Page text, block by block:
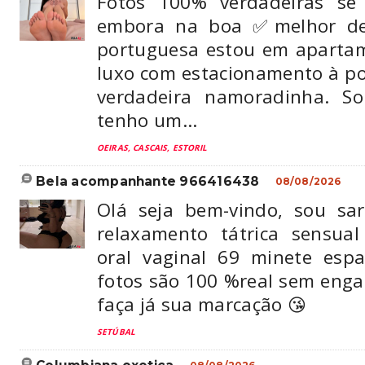
embora na boa ✅melhor
portuguesa estou em
luxo com estacionamento à
verdadeira namoradinha.
tenho um...
OEIRAS, CASCAIS, ESTORIL
bela acompanhante 966416438 08/08/2026
Olá seja bem-vindo, sou
relaxamento tátrica
oral vaginal 69 minete
fotos são 100 %real sem
faça já sua marcação 😘
SETÚBAL